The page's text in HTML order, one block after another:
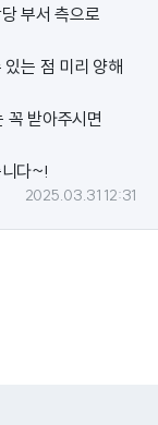
부서 측으로
는 점 미리 양해
받아주시면
다~!
2025.03.31 12:31